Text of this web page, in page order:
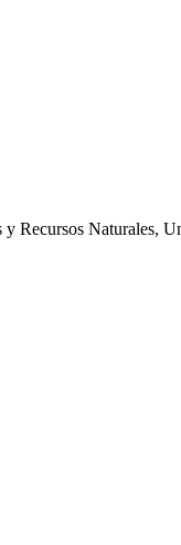
Recursos Naturales,